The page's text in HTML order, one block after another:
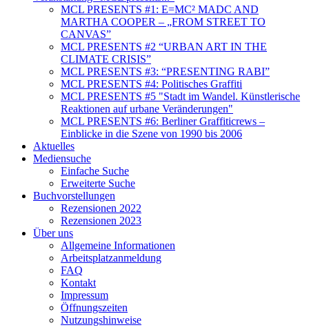
MCL PRESENTS #1: E=MC² MADC AND
MARTHA COOPER – „FROM STREET TO
CANVAS”
MCL PRESENTS #2 “URBAN ART IN THE
CLIMATE CRISIS”
MCL PRESENTS #3: “PRESENTING RABI”
MCL PRESENTS #4: Politisches Graffiti
MCL PRESENTS #5 "Stadt im Wandel. Künstlerische
Reaktionen auf urbane Veränderungen"
MCL PRESENTS #6: Berliner Graffiticrews –
Einblicke in die Szene von 1990 bis 2006
Aktuelles
Mediensuche
Einfache Suche
Erweiterte Suche
Buchvorstellungen
Rezensionen 2022
Rezensionen 2023
Über uns
Allgemeine Informationen
Arbeitsplatzanmeldung
FAQ
Kontakt
Impressum
Öffnungszeiten
Nutzungshinweise